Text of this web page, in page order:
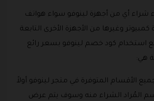
شراء أي من أجهزة لينوفو سواء هواتف
وغيرها من الأجهزة الأخرى التابعة
استخدام كود خصم لينوفو بسعر رائع
هي:
الأقسام المتوفرة في متجر لينوفو أولاً
المُراد الشراء منه وسوف يتم عرض